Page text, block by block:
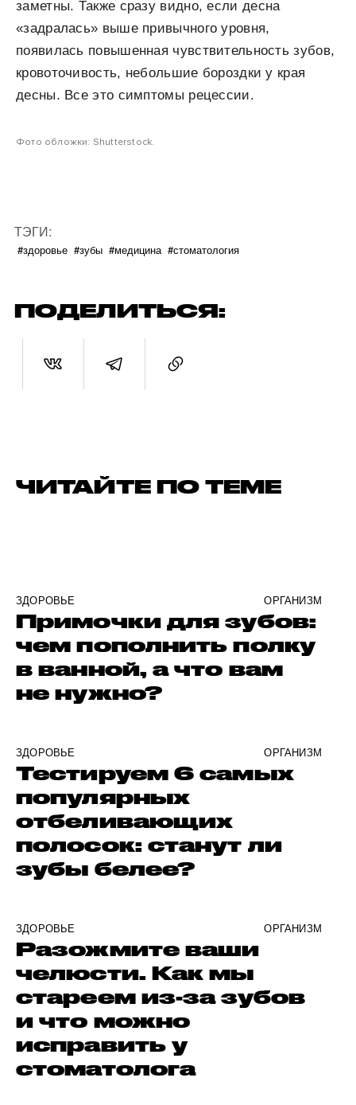
заметны. Также сразу видно, если десна
«задралась» выше привычного уровня,
появилась повышенная чувствительность зубов,
кровоточивость, небольшие бороздки у края
десны. Все это симптомы рецессии.
Фото обложки: Shutterstock.
ТЭГИ:
#здоровье #зубы #медицина #стоматология
ПОДЕЛИТЬСЯ:
ЧИТАЙТЕ ПО ТЕМЕ
ЗДОРОВЬЕ ОРГАНИЗМ
Примочки для зубов:
чем пополнить полку
в ванной, а что вам
не нужно?
ЗДОРОВЬЕ ОРГАНИЗМ
Тестируем 6 самых
популярных
отбеливающих
полосок: станут ли
зубы белее?
ЗДОРОВЬЕ ОРГАНИЗМ
Разожмите ваши
челюсти. Как мы
стареем из-за зубов
и что можно
исправить у
стоматолога